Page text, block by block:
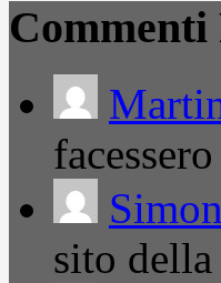
Commenti
sito